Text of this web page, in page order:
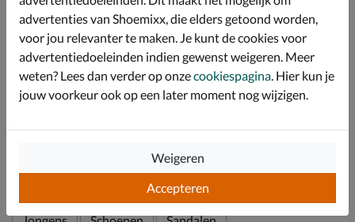
De flexibele loopzool is tevens van EVA-schuimmix
gemaakt en draagt bij een aan de goede
schokabsorberende werking.
Specificaties
Bekijk meer
advertenties van Shoemixx, die elders getoond worden,
voor jou relevanter te maken. Je kunt de cookies voor
advertentiedoeleinden indien gewenst weigeren. Meer
weten? Lees dan verder op onzecookiespagina. Hier kun je
jouw voorkeur ook op een later moment nog wijzigen.
Accepteren
Weigeren